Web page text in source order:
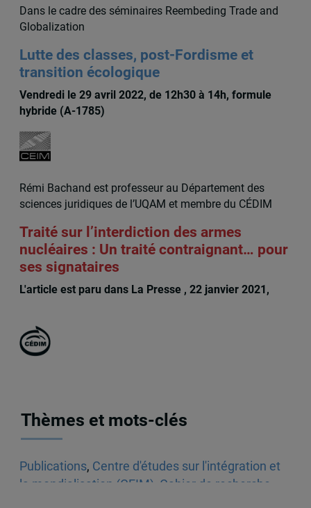
Dans le cadre des séminaires Reembeding Trade and
Globalization
Lutte des classes, post-Fordisme et
transition écologique
Vendredi le 29 avril 2022, de 12h30 à 14h, formule
hybride (A-1785)
Rémi Bachand est professeur au Département des
sciences juridiques de l’UQAM et membre du CÉDIM
Traité sur l’interdiction des armes
nucléaires : Un traité contraignant… pour
ses signataires
L'article est paru dans La Presse , 22 janvier 2021,
Thèmes et mots-clés
Publications, Centre d'études sur l'intégration et
la mondialisation (CEIM) Cahier de recherche